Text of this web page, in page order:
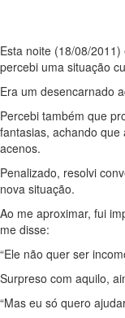
Esta noite (18/08/
percebi uma situação
Era um desencarnado
Percebi também que
fantasias, achando
acenos.
Penalizado, resolvi
nova situação.
Ao me aproximar, fui
me disse:
“Ele não quer ser
Surpreso com aquilo,
“Mas eu só quero